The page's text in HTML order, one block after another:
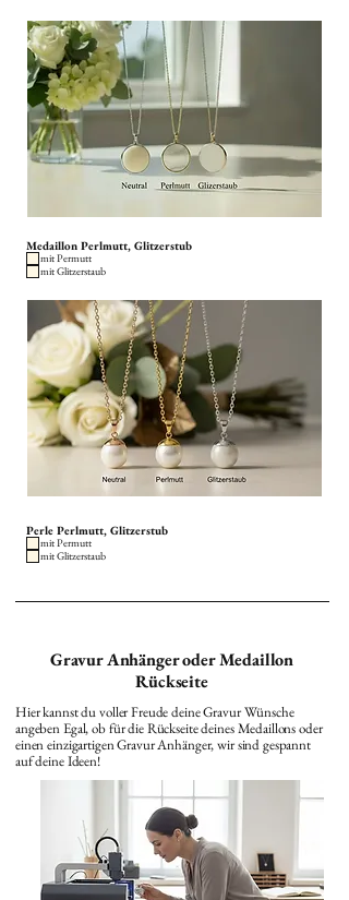
Medaillon Perlmutt, Glitzerstub
mit Permutt
mit Glitzerstaub
Perle Perlmutt, Glitzerstub
mit Permutt
mit Glitzerstaub
Gravur Anhänger oder Medaillon
Rückseite
Hier kannst du voller Freude deine Gravur Wünsche
angeben Egal, ob für die Rückseite deines Medaillons oder
einen einzigartigen Gravur Anhänger, wir sind gespannt
auf deine Ideen!